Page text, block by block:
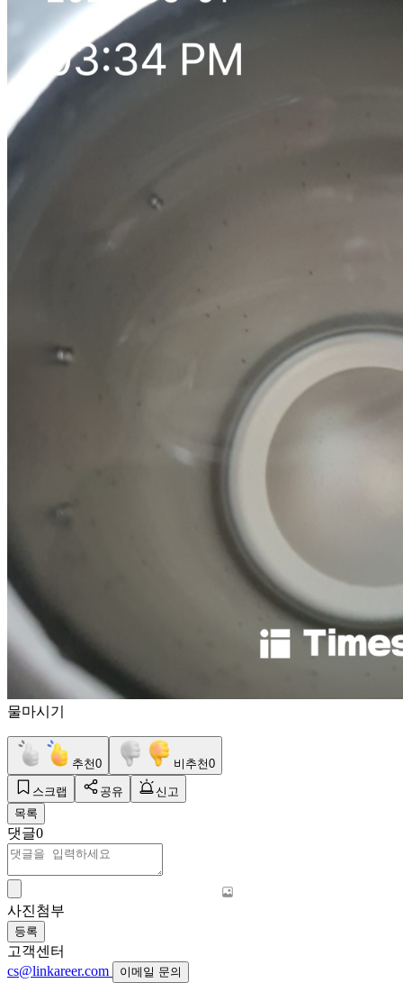
물마시기
추천0 비추천0
스크랩 공유
신고
목록
댓글0
사진첨부
등록
고객센터
cs@linkareer.com
이메일 문의